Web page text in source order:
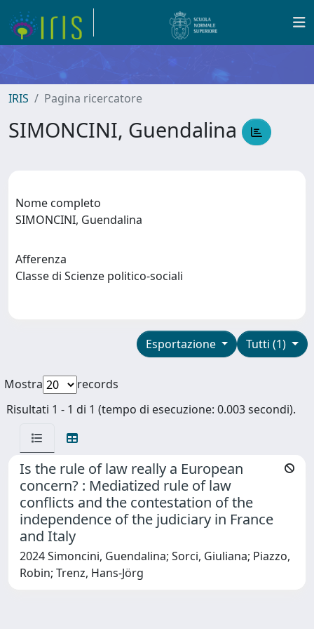
IRIS Pagina ricercatore
SIMONCINI, Guendalina
Nome completo
SIMONCINI, Guendalina
Afferenza
Classe di Scienze politico-sociali
Tutti (1)
Esportazione
Mostra
records
Risultati 1 - 1 di 1 (tempo di esecuzione: 0.003 secondi).
Is the rule of law really a European
concern? : Mediatized rule of law
conflicts and the contestation of the
independence of the judiciary in France
and Italy
2024 Simoncini, Guendalina; Sorci, Giuliana; Piazzo,
Robin; Trenz, Hans-Jörg